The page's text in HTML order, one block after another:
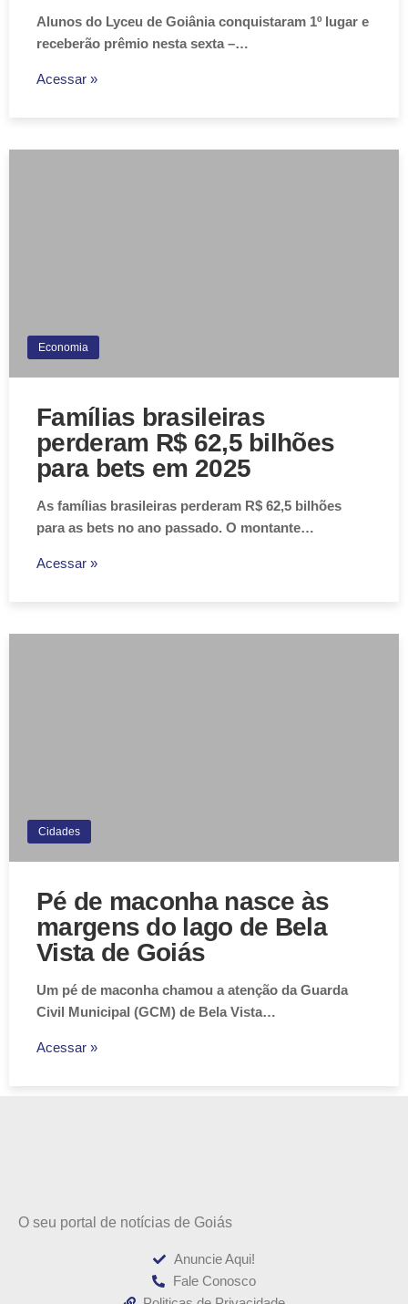
Alunos do Lyceu de Goiânia conquistaram 1º lugar e
receberão prêmio nesta sexta –…
Acessar »
Economia
Famílias brasileiras
perderam R$ 62,5 bilhões
para bets em 2025
As famílias brasileiras perderam R$ 62,5 bilhões
para as bets no ano passado. O montante…
Acessar »
Cidades
Pé de maconha nasce às
margens do lago de Bela
Vista de Goiás
Um pé de maconha chamou a atenção da Guarda
Civil Municipal (GCM) de Bela Vista…
Acessar »
O seu portal de notícias de Goiás
Anuncie Aqui!
Fale Conosco